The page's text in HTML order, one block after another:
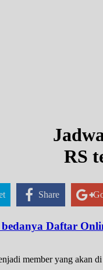
RS
Share
Daftar
member yang akan